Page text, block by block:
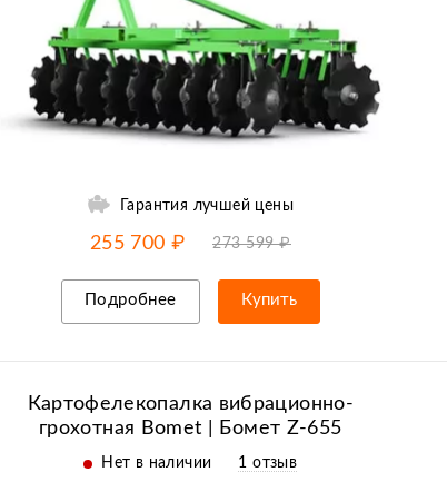
Гарантия лучшей цены
-7% от цены до10.08
255 700 ₽ 273 599 ₽
Подробнее Купить
Картофелекопалка вибрационно-
грохотная Bomet | Бомет Z-655
Нет в наличии 1 отзыв